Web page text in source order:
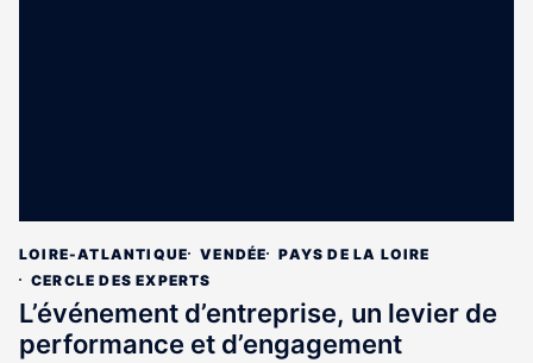
LOIRE-ATLANTIQUE VENDÉE
PAYS DE LA LOIRE
CERCLE DES EXPERTS
L’événement d’entreprise, un levier de
performance et d’engagement